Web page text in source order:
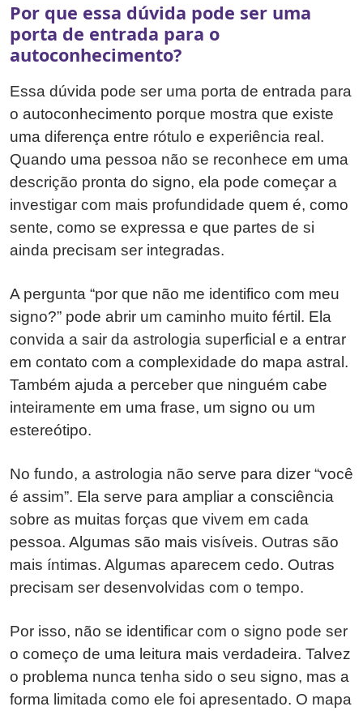
Por que essa dúvida pode ser uma
porta de entrada para o
autoconhecimento?
Essa dúvida pode ser uma porta de entrada para
o autoconhecimento porque mostra que existe
uma diferença entre rótulo e experiência real.
Quando uma pessoa não se reconhece em uma
descrição pronta do signo, ela pode começar a
investigar com mais profundidade quem é, como
sente, como se expressa e que partes de si
ainda precisam ser integradas.
A pergunta “por que não me identifico com meu
signo?” pode abrir um caminho muito fértil. Ela
convida a sair da astrologia superficial e a entrar
em contato com a complexidade do mapa astral.
Também ajuda a perceber que ninguém cabe
inteiramente em uma frase, um signo ou um
estereótipo.
No fundo, a astrologia não serve para dizer “você
é assim”. Ela serve para ampliar a consciência
sobre as muitas forças que vivem em cada
pessoa. Algumas são mais visíveis. Outras são
mais íntimas. Algumas aparecem cedo. Outras
precisam ser desenvolvidas com o tempo.
Por isso, não se identificar com o signo pode ser
o começo de uma leitura mais verdadeira. Talvez
o problema nunca tenha sido o seu signo, mas a
forma limitada como ele foi apresentado. O mapa